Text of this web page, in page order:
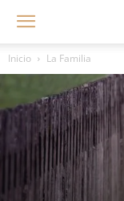
Inicio La Familia